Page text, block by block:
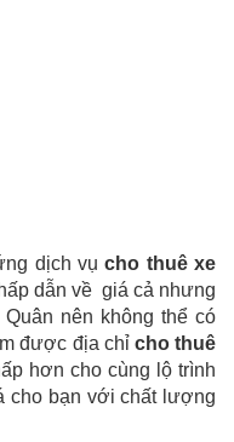
dịch vụ cho thuê xe
dẫn về giá cả nhưng
nên không thể có
được địa chỉ cho thuê
hơn cho cùng lộ trình
cho bạn với chất lượng